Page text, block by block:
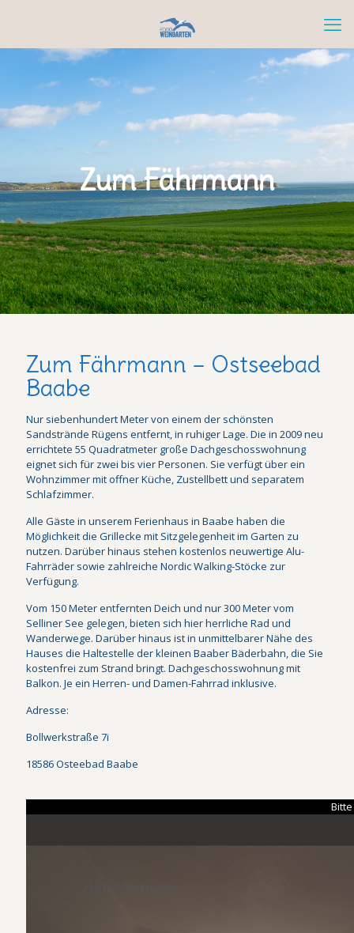
Zum Fährmann
Zum Fährmann – Ostseebad
Baabe
Nur siebenhundert Meter von einem der schönsten
Sandstrände Rügens entfernt, in ruhiger Lage. Die in 2009 neu
errichtete 55 Quadratmeter große Dachgeschosswohnung
eignet sich für zwei bis vier Personen. Sie verfügt über ein
Wohnzimmer mit offner Küche, Zustellbett und separatem
Schlafzimmer.
Alle Gäste in unserem Ferienhaus in Baabe haben die
Möglichkeit die Grillecke mit Sitzgelegenheit im Garten zu
nutzen. Darüber hinaus stehen kostenlos neuwertige Alu-
Fahrräder sowie zahlreiche Nordic Walking-Stöcke zur
Verfügung.
Vom 150 Meter entfernten Deich und nur 300 Meter vom
Selliner See gelegen, bieten sich hier herrliche Rad und
Wanderwege. Darüber hinaus ist in unmittelbarer Nähe des
Hauses die Haltestelle der kleinen Baaber Bäderbahn, die Sie
kostenfrei zum Strand bringt. Dachgeschosswohnung mit
Balkon. Je ein Herren- und Damen-Fahrrad inklusive.
Adresse:
Bollwerkstraße 7i
18586 Osteebad Baabe